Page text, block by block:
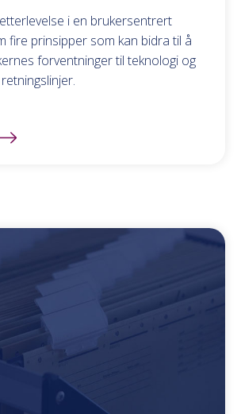
i en brukersentrert
fire prinsipper som kan bidra til å
forventninger til teknologi og